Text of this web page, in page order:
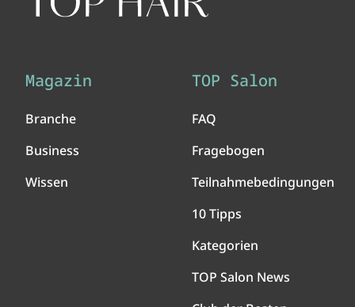
Magazin
Branche
Business
Wissen
TOP Salon
FAQ
Fragebogen
Teilnahmebedingungen
10 Tipps
Kategorien
TOP Salon News